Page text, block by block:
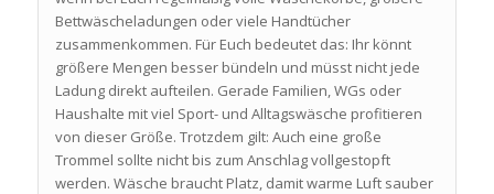
Bettwäscheladungen oder viele Handtücher
zusammenkommen. Für Euch bedeutet das: Ihr könnt
größere Mengen besser bündeln und müsst nicht jede
Ladung direkt aufteilen. Gerade Familien, WGs oder
Haushalte mit viel Sport- und Alltagswäsche profitieren
von dieser Größe. Trotzdem gilt: Auch eine große
Trommel sollte nicht bis zum Anschlag vollgestopft
werden. Wäsche braucht Platz, damit warme Luft sauber